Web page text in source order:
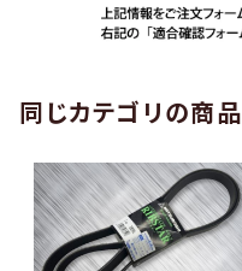
同じカテゴリの商品